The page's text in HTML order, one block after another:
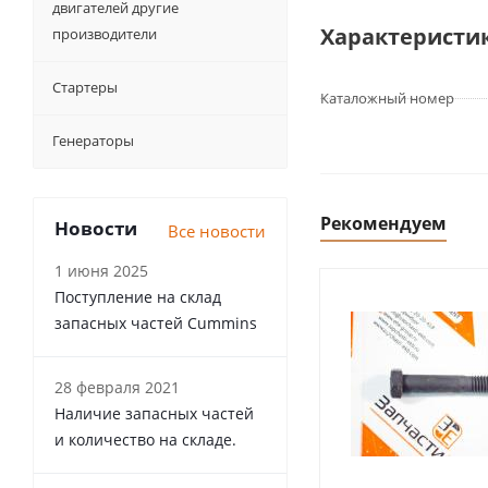
Каталожный номер
Рекомендуем
двигателей другие
производители
Стартеры
Генераторы
Новости Все новости
1 июня 2025
Поступление на склад
запасных частей Cummins
28 февраля 2021
Наличие запасных частей
и количество на складе.